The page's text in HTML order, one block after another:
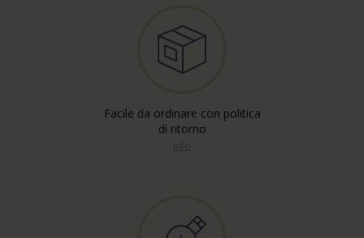
Facile da ordinare con politica
di ritorno